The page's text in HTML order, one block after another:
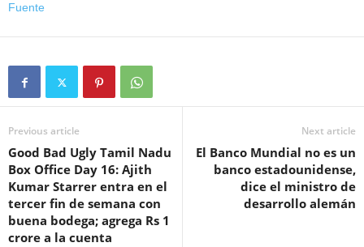
Fuente
Previous article
Good Bad Ugly Tamil Nadu
Box Office Day 16: Ajith
Kumar Starrer entra en el
tercer fin de semana con
buena bodega; agrega Rs 1
crore a la cuenta
Next article
El Banco Mundial no es un
banco estadounidense,
dice el ministro de
desarrollo alemán